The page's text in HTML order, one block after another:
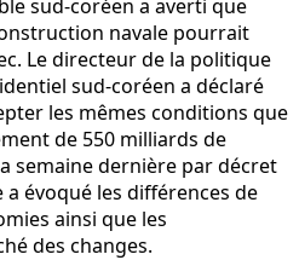
sud-coréen a averti que
navale pourrait
Le directeur de la politique
sud-coréen a déclaré
les mêmes conditions que
de 550 milliards de
semaine dernière par décret
évoqué les différences de
ainsi que les
des changes.